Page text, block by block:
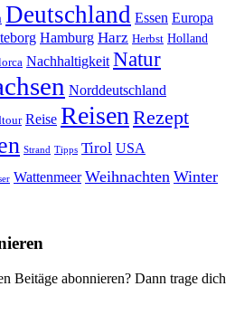
Deutschland Essen Europa
Hamburg Harz Herbst Holland
Nachhaltigkeit Natur
Norddeutschland
Reise ReisenRezept
Strand Tipps Tirol USA
Wattenmeer Weihnachten Winter
Beitäge abonnieren? Dann trage dich